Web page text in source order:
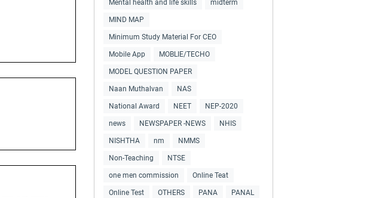
Mental health and life skills midterm
MIND MAP
Minimum Study Material For CEO
Mobile App MOBLIE/TECHO
MODEL QUESTION PAPER
Naan Muthalvan NAS
National Award NEET NEP-2020
news NEWSPAPER -NEWS NHIS
NISHTHA nm NMMS
Non-Teaching NTSE
one men commission Online Teat
Online Test OTHERS PANA PANAL